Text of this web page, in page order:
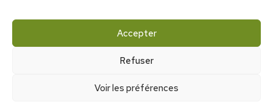
Accepter
Refuser
Voir les préférences
Maximin la sainte baume–Expert comptable Correns–
Expert comptable Barjols–Expert comptable Pourrieres
Copyright © 2025 – Tous droits réservés – Création
par 360 by Afexios